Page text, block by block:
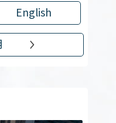
English